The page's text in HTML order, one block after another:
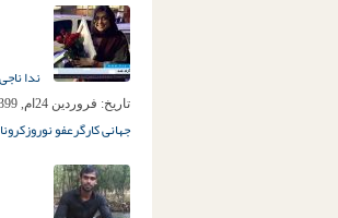
ندا
تاریخ: فروردین 24ام, 1399
جهانی کارگرعفو نوروزکرونا